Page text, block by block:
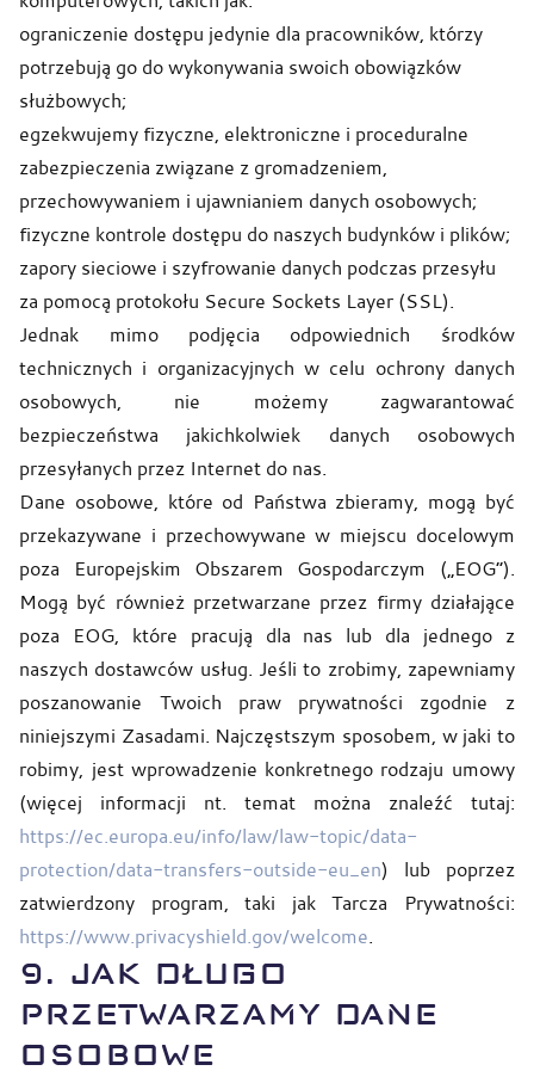
ograniczenie dostępu jedynie dla pracowników, którzy
potrzebują go do wykonywania swoich obowiązków
służbowych;
egzekwujemy fizyczne, elektroniczne i proceduralne
zabezpieczenia związane z gromadzeniem,
przechowywaniem i ujawnianiem danych osobowych;
fizyczne kontrole dostępu do naszych budynków i plików;
zapory sieciowe i szyfrowanie danych podczas przesyłu
za pomocą protokołu Secure Sockets Layer (SSL).
Jednak mimo podjęcia odpowiednich środków
technicznych i organizacyjnych w celu ochrony danych
osobowych, nie możemy zagwarantować
bezpieczeństwa jakichkolwiek danych osobowych
przesyłanych przez Internet do nas.
Dane osobowe, które od Państwa zbieramy, mogą być
przekazywane i przechowywane w miejscu docelowym
poza Europejskim Obszarem Gospodarczym („EOG”).
Mogą być również przetwarzane przez firmy działające
poza EOG, które pracują dla nas lub dla jednego z
naszych dostawców usług. Jeśli to zrobimy, zapewniamy
poszanowanie Twoich praw prywatności zgodnie z
niniejszymi Zasadami. Najczęstszym sposobem, w jaki to
robimy, jest wprowadzenie konkretnego rodzaju umowy
(więcej informacji nt. temat można znaleźć tutaj:
https://ec.europa.eu/info/law/law-topic/data-
protection/data-transfers-outside-eu_en) lub poprzez
zatwierdzony program, taki jak Tarcza Prywatności:
https://www.privacyshield.gov/welcome.
9. JAK DŁUGO
PRZETWARZAMY DANE
OSOBOWE